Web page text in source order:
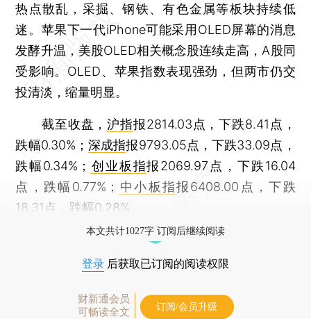
热点散乱，采掘、钢铁、有色金属等板块持续低
迷。苹果下一代iPhone可能采用OLED屏幕的消息
发酵升温，美股OLED相关概念股连续走高，A股同
受影响。OLED、苹果指数表现强劲，但两市仍交
投清淡，缩量明显。
截至收盘，沪指报2814.03点，下跌8.41点，
跌幅0.30%； 深成指报9793.05点，下跌33.09点，
跌幅0.34%； 创业板指报2069.97点，下跌16.04
点，跌幅0.77%； 中小板指报6408.00点，下跌
18.31点，跌幅0.28%。
本文共计1027字 订阅后继续阅读
登录 后获取已订阅的阅读权限
财新通会员
可畅读全文
订阅/会员升级